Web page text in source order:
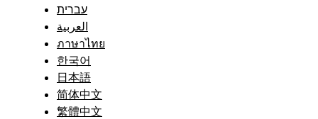
עברית
العربية
ภาษาไทย
한국어
日本語
简体中文
繁體中文